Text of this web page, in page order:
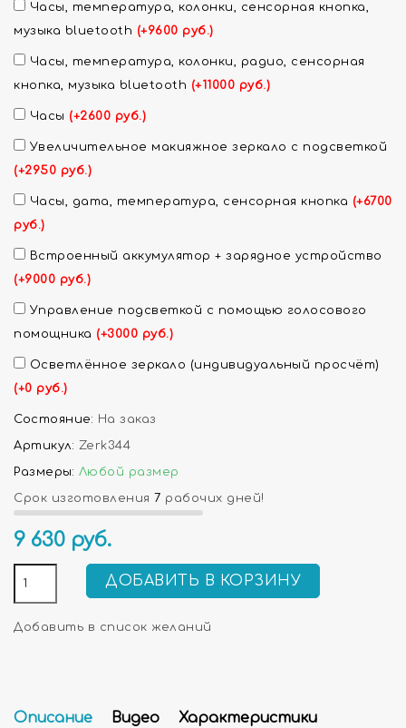
Часы, температура, колонки, сенсорная кнопка,
музыка bluetooth (+9600 руб.)
Часы, температура, колонки, радио, сенсорная
кнопка, музыка bluetooth (+11000 руб.)
Часы (+2600 руб.)
Увеличительное макияжное зеркало с подсветкой
(+2950 руб.)
Часы, дата, температура, сенсорная кнопка (+6700
руб.)
Встроенный аккумулятор + зарядное устройство
(+9000 руб.)
Управление подсветкой с помощью голосового
помощника (+3000 руб.)
Осветлённое зеркало (индивидуальный просчёт)
(+0 руб.)
Состояние: На заказ
Артикул: Zerk344
Размеры: Любой размер
Срок изготовления 7 рабочих дней!
9 630 руб.
ДОБАВИТЬ В КОРЗИНУ
Добавить в список желаний
Описание Видео Характеристики